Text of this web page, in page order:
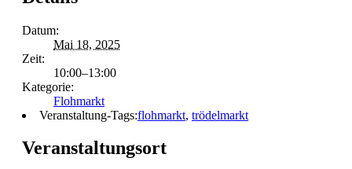
Datum:
Mai 18, 2025
Zeit:
10:00–13:00
Kategorie:
Flohmarkt
Veranstaltung-Tags:flohmarkt, trödelmarkt
Veranstaltungsort